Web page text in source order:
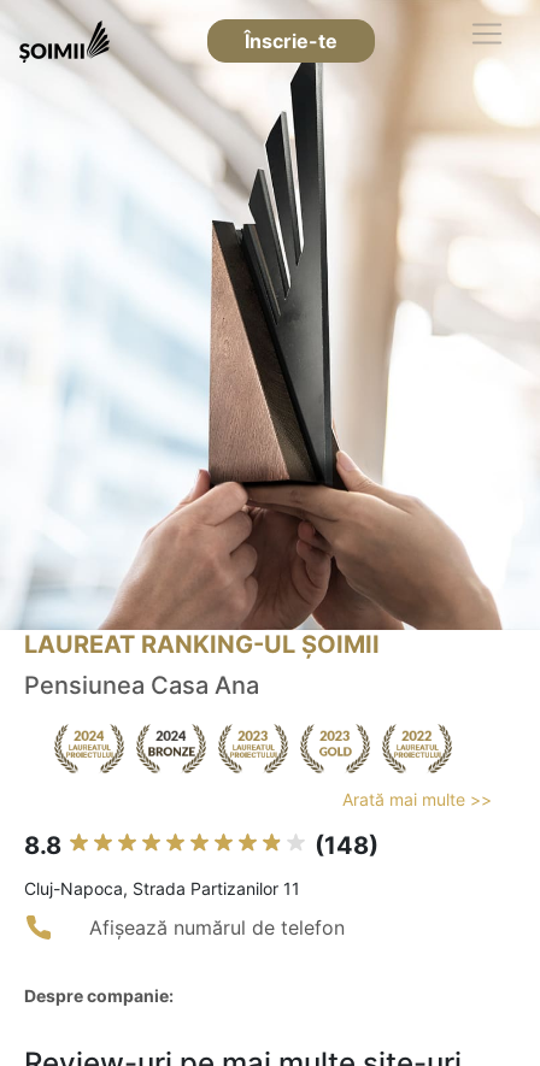
Înscrie-te
LAUREAT RANKING-UL ȘOIMII
Pensiunea Casa Ana
Arată mai multe >>
8.8 (148)
Cluj-Napoca, Strada Partizanilor 11
Afișează numărul de telefon
Despre companie: